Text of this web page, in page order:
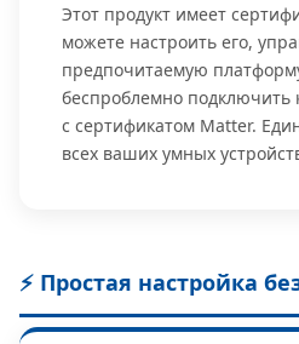
Этот продукт имеет
можете настроить его,
предпочитаемую
беспроблемно подключить
с сертификатом Matter.
всех ваших умных
⚡ Простая настройка